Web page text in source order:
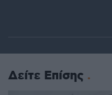
Δείτε Επίσης